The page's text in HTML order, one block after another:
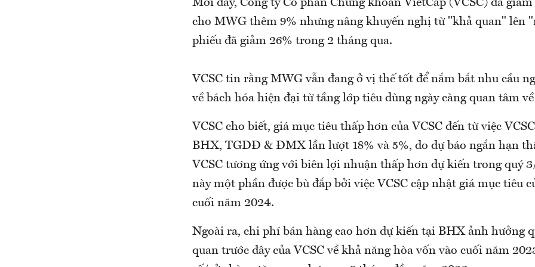
Mới đây, Công ty Cổ phần Chứng khoán VietCap (VCSC) đã
cho MWG thêm 9% nhưng nâng khuyến nghị từ "khả quan" lên
phiếu đã giảm 26% trong 2 tháng qua.
VCSC tin rằng MWG vẫn đang ở vị thế tốt để nắm bắt nhu cầu
về bách hóa hiện đại từ tầng lớp tiêu dùng ngày càng quan tâm
VCSC cho biết, giá mục tiêu thấp hơn của VCSC đến từ việc
BHX, TGDĐ & ĐMX lần lượt 18% và 5%, do dự báo ngắn hạn
VCSC tương ứng với biên lợi nhuận thấp hơn dự kiến trong quý
này một phần được bù đắp bởi việc VCSC cập nhật giá mục tiêu
cuối năm 2024.
Ngoài ra, chi phí bán hàng cao hơn dự kiến tại BHX ảnh hưởng
quan trước đây của VCSC về khả năng hòa vốn vào cuối năm